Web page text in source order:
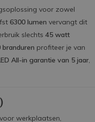
voor zowel
6300 lumen vervangt dit
slechts 45 watt
branduren profiteer je van
All-in garantie van 5 jaar,
werkplaatsen,